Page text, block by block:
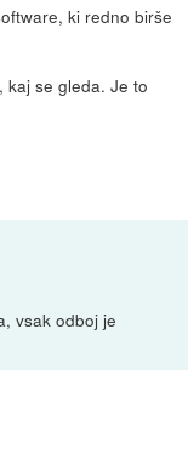
ki redno birše
kaj se gleda. Je to
vsak odboj je